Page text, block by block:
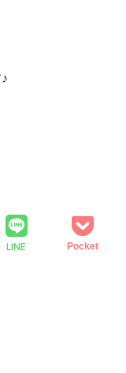
LINE Pocket